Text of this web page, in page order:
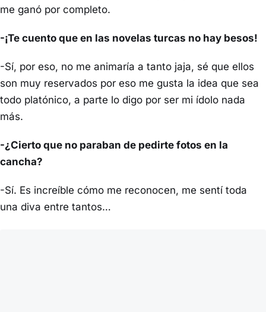
me ganó por completo.
-¡Te cuento que en las novelas turcas no hay besos!
-Sí, por eso, no me animaría a tanto jaja, sé que ellos
son muy reservados por eso me gusta la idea que sea
todo platónico, a parte lo digo por ser mi ídolo nada
más.
-¿Cierto que no paraban de pedirte fotos en la
cancha?
-Sí. Es increíble cómo me reconocen, me sentí toda
una diva entre tantos…